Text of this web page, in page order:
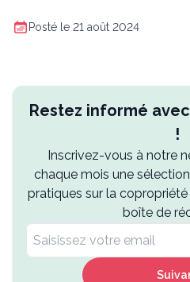
Posté le 21 août 2024
Restez informé
!
Inscrivez-vous à notre
chaque mois une
pratiques sur la
boîte de